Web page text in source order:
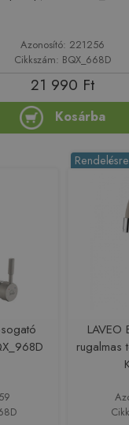
Azonosító: 221256
Cikkszám: BQX_668D
21 990 Ft
Kosárba
Rendelésre
LAVEO
rugalmas